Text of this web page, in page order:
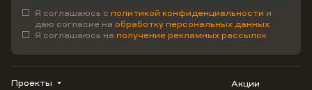
Я соглашаюсь с политикой конфиденциальности и
даю согласие на обработку персональных данных
Я соглашаюсь на получение рекламных рассылок
Проекты Акции